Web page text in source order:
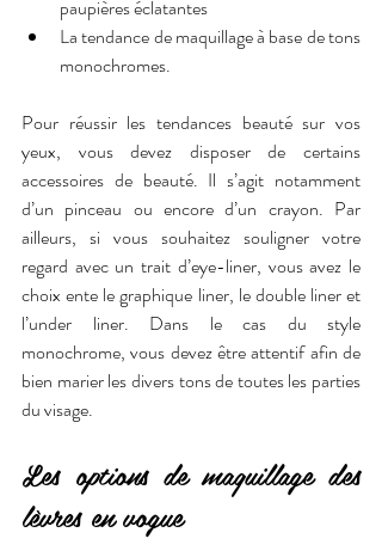
paupières éclatantes
La tendance de maquillage à base de tons
monochromes.
Pour réussir les tendances beauté sur vos
yeux, vous devez disposer de certains
accessoires de beauté. Il s’agit notamment
d’un pinceau ou encore d’un crayon. Par
ailleurs, si vous souhaitez souligner votre
regard avec un trait d’eye-liner, vous avez le
choix ente le graphique liner, le double liner et
l’under liner. Dans le cas du style
monochrome, vous devez être attentif afin de
bien marier les divers tons de toutes les parties
du visage.
Les options de maquillage des
lèvres en vogue